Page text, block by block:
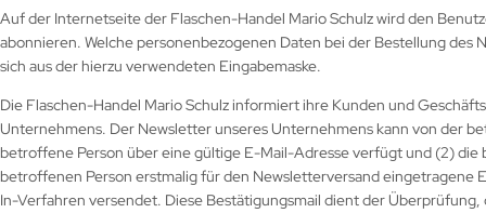
Auf der Internetseite der Flaschen-Handel Mario Schulz wird den
abonnieren. Welche personenbezogenen Daten bei der Bestellung
sich aus der hierzu verwendeten Eingabemaske.
Die Flaschen-Handel Mario Schulz informiert ihre Kunden und
Unternehmens. Der Newsletter unseres Unternehmens kann von der
betroffene Person über eine gültige E-Mail-Adresse verfügt und (2)
betroffenen Person erstmalig für den Newsletterversand
In-Verfahren versendet. Diese Bestätigungsmail dient der